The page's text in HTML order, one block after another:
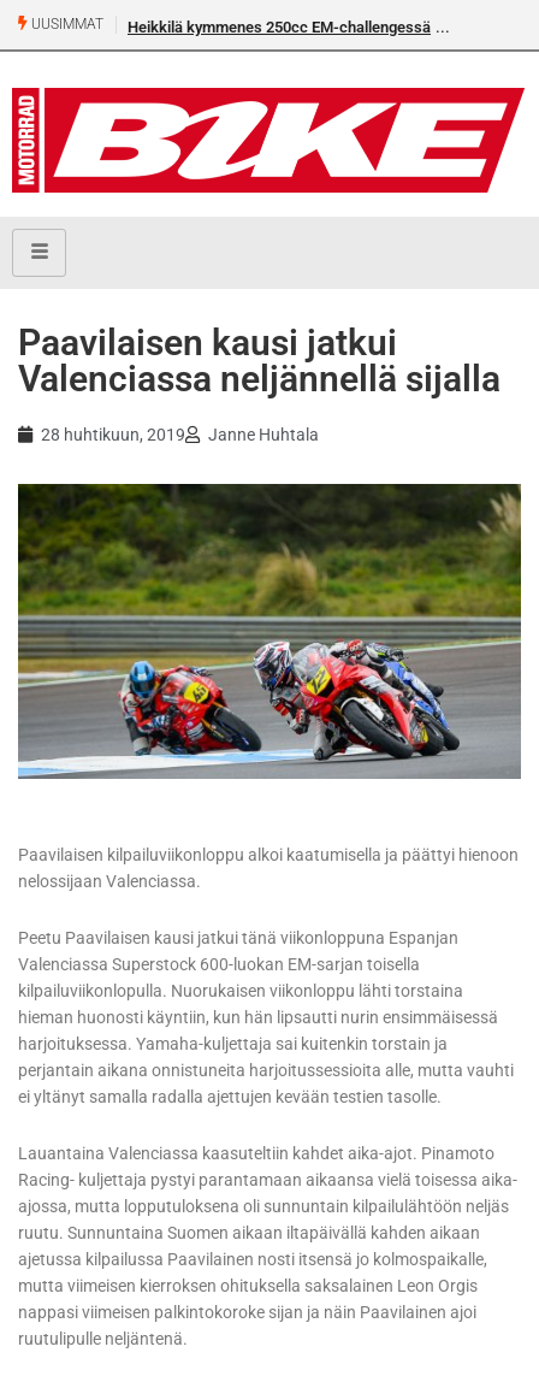
UUSIMMAT Heikkilä kymmenes 250cc EM-challengessä
Paavilaisen kausi jatkui
Valenciassa neljännellä sijalla
28 huhtikuun, 2019 Janne Huhtala
Paavilaisen kilpailuviikonloppu alkoi kaatumisella ja päättyi hienoon
nelossijaan Valenciassa.
Peetu Paavilaisen kausi jatkui tänä viikonloppuna Espanjan
Valenciassa Superstock 600-luokan EM-sarjan toisella
kilpailuviikonlopulla. Nuorukaisen viikonloppu lähti torstaina
hieman huonosti käyntiin, kun hän lipsautti nurin ensimmäisessä
harjoituksessa. Yamaha-kuljettaja sai kuitenkin torstain ja
perjantain aikana onnistuneita harjoitussessioita alle, mutta vauhti
ei yltänyt samalla radalla ajettujen kevään testien tasolle.
Lauantaina Valenciassa kaasuteltiin kahdet aika-ajot. Pinamoto
Racing- kuljettaja pystyi parantamaan aikaansa vielä toisessa aika-
ajossa, mutta lopputuloksena oli sunnuntain kilpailulähtöön neljäs
ruutu. Sunnuntaina Suomen aikaan iltapäivällä kahden aikaan
ajetussa kilpailussa Paavilainen nosti itsensä jo kolmospaikalle,
mutta viimeisen kierroksen ohituksella saksalainen Leon Orgis
nappasi viimeisen palkintokoroke sijan ja näin Paavilainen ajoi
ruutulipulle neljäntenä.